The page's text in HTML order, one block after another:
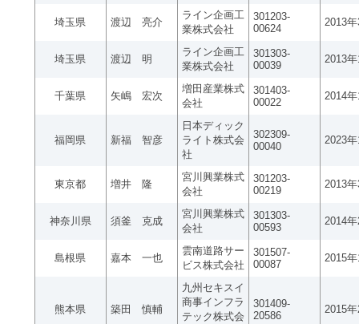
埼玉県 渡辺 亮介
ライン企画工
業株式会社
301203-
00624
2013
埼玉県 渡辺 明
ライン企画工
業株式会社
301303-
00039
2013
千葉県 矢嶋 宏次
増田産業株式
会社
301403-
00022
2014
福岡県 新福 智彦
日本ディック
ライト株式会
社
302309-
00040
2023
東京都 増井 隆
宮川興業株式
会社
301203-
00219
2013
神奈川県 須釜 克成
宮川興業株式
会社
301303-
00593
2014
島根県 嘉本 一也
雲南道路サー
ビス株式会社
301507-
00087
2015
熊本県 築田 慎輔
九州セキスイ
商事インフラ
テック株式会
301409-
20586
2015